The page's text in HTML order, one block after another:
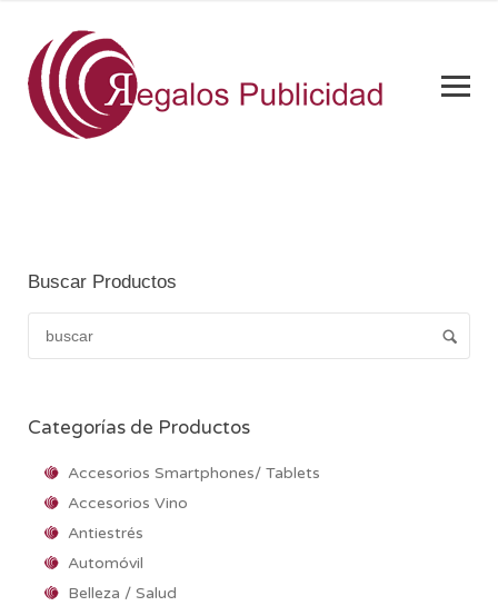
Buscar Productos
Categorías de Productos
Accesorios Smartphones/ Tablets
Accesorios Vino
Antiestrés
Automóvil
Belleza / Salud